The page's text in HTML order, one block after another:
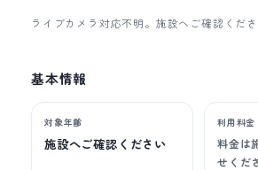
ライブカメラ対応不明。施設へご確認くださ
基本情報
対象年齢
施設へご確認ください
利用料金
料金は
せくだ